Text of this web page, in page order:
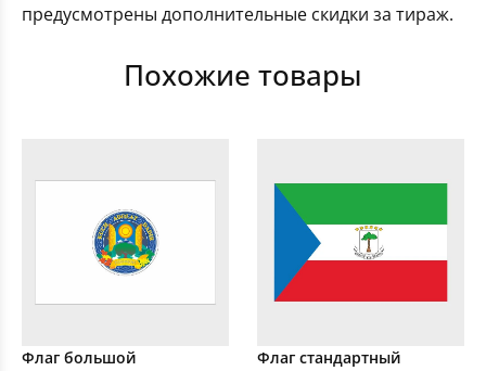
предусмотрены дополнительные скидки за тираж.
Похожие товары
Флаг большой
Флаг стандартный